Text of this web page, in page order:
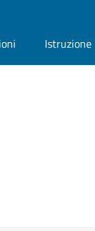
Istruzione